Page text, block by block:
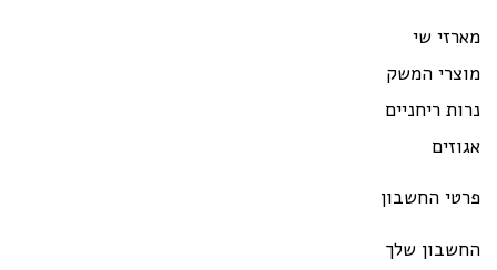
שי
המשק
ריחניים
החשבון
שלך